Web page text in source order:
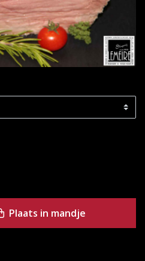
Plaats in mandje